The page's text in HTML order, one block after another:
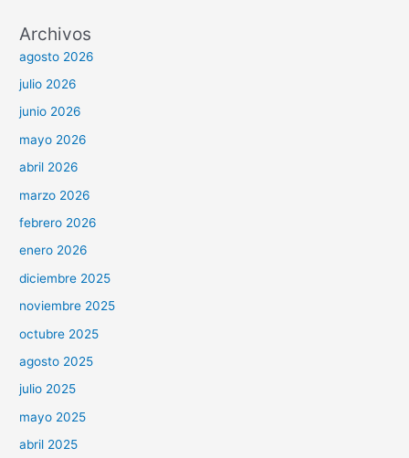
Archivos
agosto 2026
julio 2026
junio 2026
mayo 2026
abril 2026
marzo 2026
febrero 2026
enero 2026
diciembre 2025
noviembre 2025
octubre 2025
agosto 2025
julio 2025
mayo 2025
abril 2025